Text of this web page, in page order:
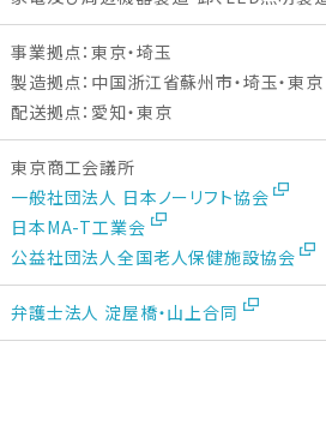
事業拠点：東京・埼玉
製造拠点：中国浙江省蘇州市・埼玉・東京
配送拠点：愛知・東京
東京商工会議所
一般社団法人 日本ノーリフト協会
日本MA-T工業会
公益社団法人全国老人保健施設協会
弁護士法人 淀屋橋・山上合同